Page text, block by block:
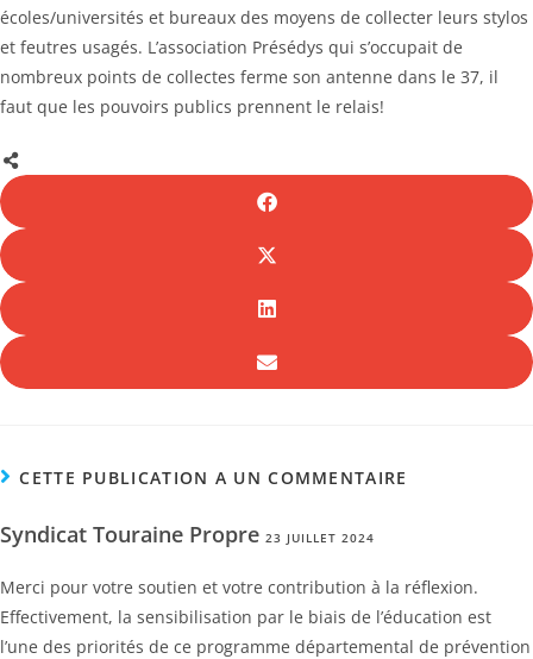
écoles/universités et bureaux des moyens de collecter leurs stylos
et feutres usagés. L’association Présédys qui s’occupait de
nombreux points de collectes ferme son antenne dans le 37, il
faut que les pouvoirs publics prennent le relais!
CETTE PUBLICATION A UN COMMENTAIRE
Syndicat Touraine Propre 23 JUILLET 2024
Merci pour votre soutien et votre contribution à la réflexion.
Effectivement, la sensibilisation par le biais de l’éducation est
l’une des priorités de ce programme départemental de prévention